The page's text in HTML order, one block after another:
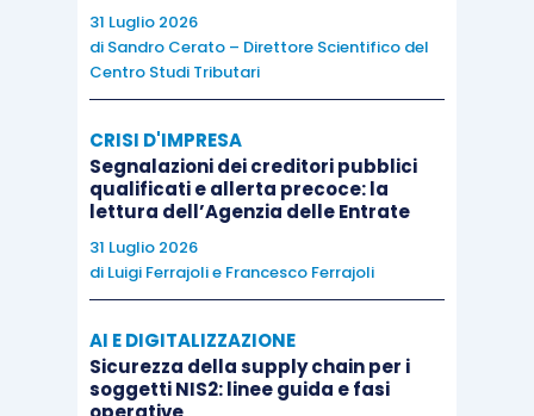
controllo della qualità del lavoro ed è finalizzato al
rispetto delle norme sulla prevenzione degli
reati in materia ambientale
finalizzato esclusivamentealla prevenzione dei
reati presupposto indicati nel D.Lgs. 231/2001
31 Luglio 2026
di Sandro Cerato – Direttore Scientifico del
Centro Studi Tributari
CRISI D'IMPRESA
Segnalazioni dei creditori pubblici
qualificati e allerta precoce: la
lettura dell’Agenzia delle Entrate
31 Luglio 2026
di Luigi Ferrajolie Francesco Ferrajoli
AI E DIGITALIZZAZIONE
Sicurezza della supply chain per i
soggetti NIS2: linee guida e fasi